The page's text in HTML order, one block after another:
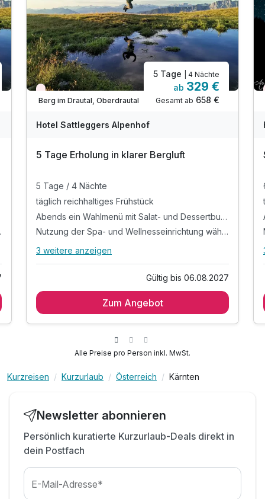
Nur noch Restplätze
Berg im Drautal, Oberdrautal
5 Tage | 4 Nächte
ab 329 €
Gesamt ab 658 €
Hotel Sattleggers Alpenhof
5 Tage Erholung in klarer Bergluft
5 Tage / 4 Nächte
täglich reichhaltiges Frühstück
Abends ein Wahlmenü mit Salat- und Dessertbuffet
Nutzung der Spa- und Wellnesseinrichtung während des Aufenthalts
Alle Inklusivleistungen
täglich reichhaltiges Frühstück
Nutzung der Spa- und Wellnesseinrichtung
während des Aufenthalts
Kostenlose Nutzung des öffentlichen Freibades
Wlan-Nutzung
3 weitere anzeigen
Gültig bis 06.08.2027
Zum Angebot
Alle Preise pro Person inkl. MwSt.
Kurzreisen Kurzurlaub Österreich Kärnten
Newsletter abonnieren
Persönlich kuratierte Kurzurlaub-Deals direkt in
dein Postfach
E-Mail-Adresse*